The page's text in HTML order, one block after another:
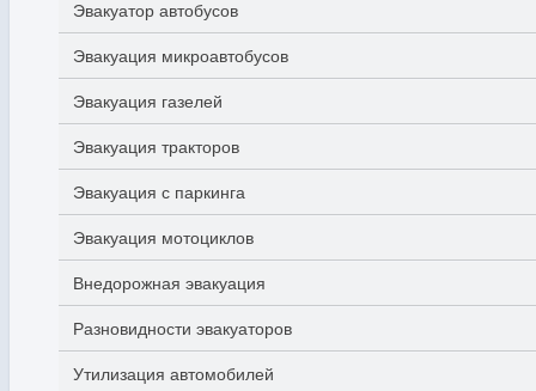
Эвакуатор автобусов
Эвакуация микроавтобусов
Эвакуация газелей
Эвакуация тракторов
Эвакуация с паркинга
Эвакуация мотоциклов
Внедорожная эвакуация
Разновидности эвакуаторов
Утилизация автомобилей